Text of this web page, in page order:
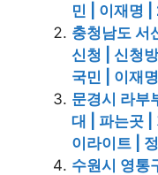
민 | 이재명
충청남도 서
신청 | 신청
국민 | 이재
문경시 라부
대 | 파는곳 |
이라이트 |
수원시 영통